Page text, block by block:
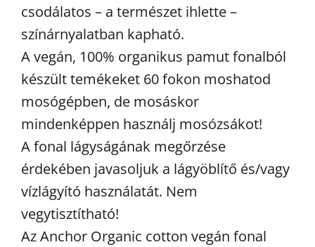
csodálatos – a természet ihlette –
színárnyalatban kapható.
A vegán, 100% organikus pamut fonalból
készült temékeket 60 fokon moshatod
mosógépben, de mosáskor
mindenképpen használj mosózsákot!
A fonal lágyságának megőrzése
érdekében javasoljuk a lágyöblítő és/vagy
vízlágyító használatát. Nem
vegytisztítható!
Az Anchor Organic cotton vegán fonal